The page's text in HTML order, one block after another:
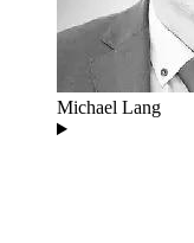
Michael Lang